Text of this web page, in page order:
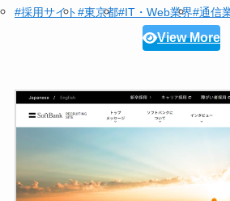
#採用サイト#東京都#IT・Web業界#通信
View More